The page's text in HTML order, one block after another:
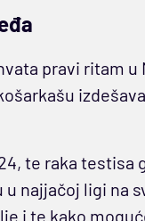
pravi ritam
te raka testisa
najjačoj ligi na
i te kako